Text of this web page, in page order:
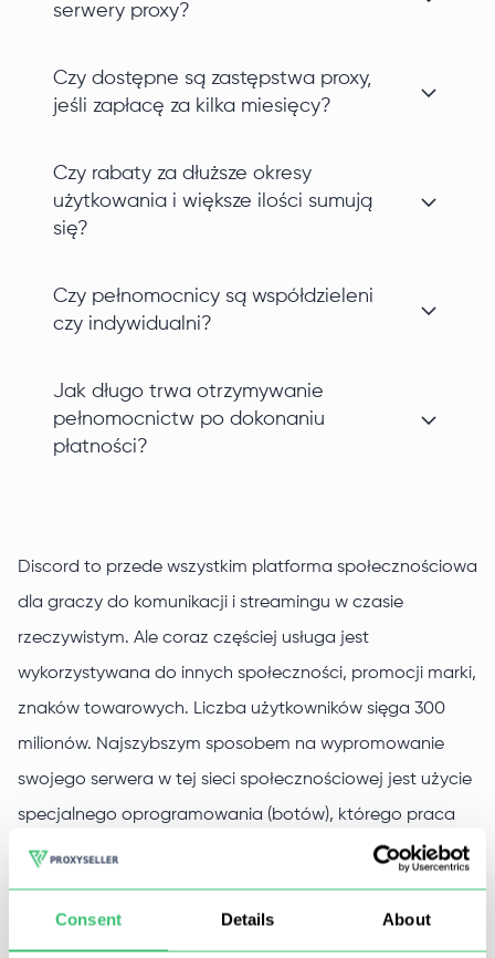
Consent Details About
serwery proxy?
Czy dostępne są zastępstwa proxy,
jeśli zapłacę za kilka miesięcy?
Czy rabaty za dłuższe okresy
użytkowania i większe ilości sumują
się?
Czy pełnomocnicy są współdzieleni
czy indywidualni?
Jak długo trwa otrzymywanie
pełnomocnictw po dokonaniu
płatności?
Discord to przede wszystkim platforma społecznościowa
dla graczy do komunikacji i streamingu w czasie
rzeczywistym. Ale coraz częściej usługa jest
wykorzystywana do innych społeczności, promocji marki,
znaków towarowych. Liczba użytkowników sięga 300
milionów. Najszybszym sposobem na wypromowanie
swojego serwera w tej sieci społecznościowej jest użycie
specjalnego oprogramowania (botów), którego praca
jest, co zrozumiałe, często blokowana.